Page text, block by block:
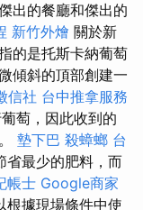
出的餐廳和傑出的
新竹外燴 關於新
的是托斯卡納葡萄
傾斜的頂部創建一
信社 台中推拿服務
萄，因此收到的
墊下巴 殺蟑螂 台
省最少的肥料，而
帳士 Google商家
根據現場條件中使